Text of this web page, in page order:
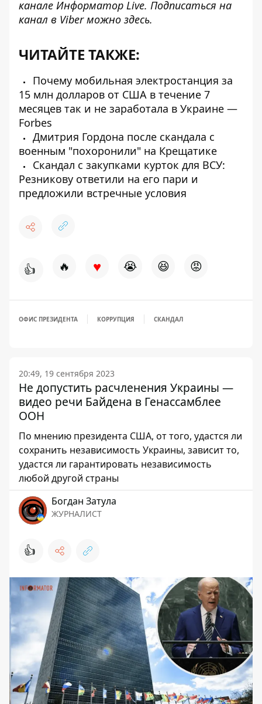
канале Информатор Live. Подписаться на
канал в Viber можно здесь.
ЧИТАЙТЕ ТАКЖЕ:
Почему мобильная электростанция за
15 млн долларов от США в течение 7
месяцев так и не заработала в Украине —
Forbes
Дмитрия Гордона после скандала с
военным "похоронили" на Крещатике
Скандал с закупками курток для ВСУ:
Резникову ответили на его пари и
предложили встречные условия
👍 🔥 ♥ 😭 😆 😡
ОФИС ПРЕЗИДЕНТА КОРРУПЦИЯ СКАНДАЛ
20:49, 19 сентября 2023
Не допустить расчленения Украины —
видео речи Байдена в Генассамблее
ООН
По мнению президента США, от того, удастся ли
сохранить независимость Украины, зависит то,
удастся ли гарантировать независимость
любой другой страны
Богдан Затула
ЖУРНАЛИСТ
👍